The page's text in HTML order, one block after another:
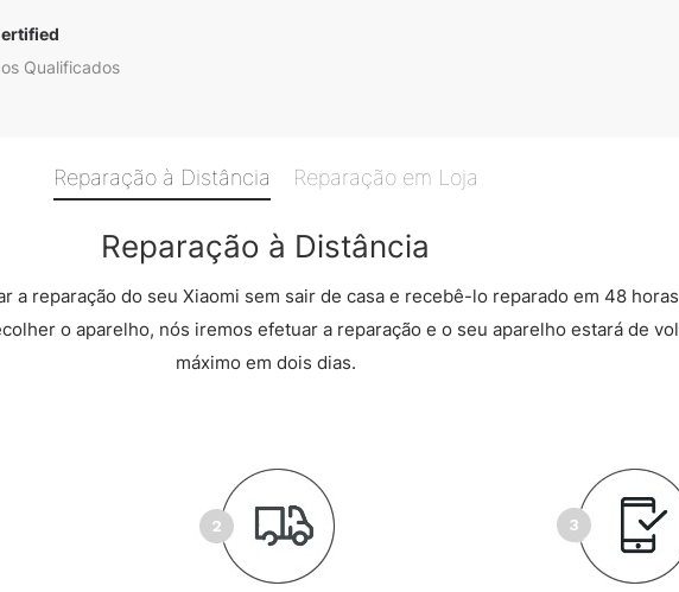
Qualificados
Reparação à Distância Reparação em Loja
Reparação à Distância
a reparação do seu Xiaomi sem sair de casa e recebê-lo reparado em 48
o aparelho, nós iremos efetuar a reparação e o seu aparelho estará de
máximo em dois dias.